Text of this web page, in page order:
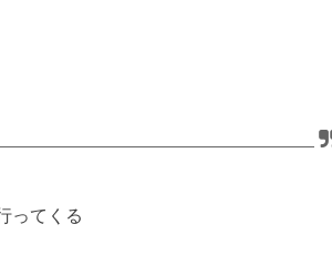
ってくる